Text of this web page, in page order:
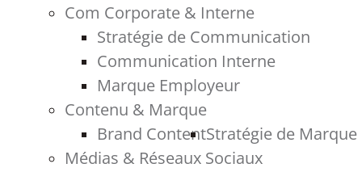
Com Corporate & Interne
Stratégie de Communication
Communication Interne
Marque Employeur
Contenu & Marque
Brand ContentStratégie de Marque
Médias & Réseaux Sociaux